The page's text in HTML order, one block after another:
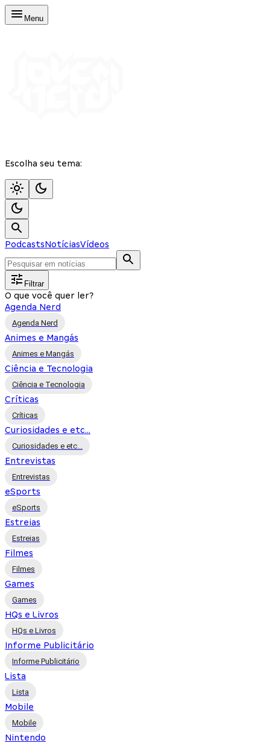
Menu
Escolha seu tema:
PodcastsNotíciasVídeos
Filtrar
O que você quer ler?
Agenda Nerd
Agenda Nerd
Animes e Mangás
Animes e Mangás
Ciência e Tecnologia
Ciência e Tecnologia
Críticas
Críticas
Curiosidades e etc...
Curiosidades e etc...
Entrevistas
Entrevistas
eSports
eSports
Estreias
Estreias
Filmes
Filmes
Games
Games
HQs e Livros
HQs e Livros
Informe Publicitário
Informe Publicitário
Lista
Lista
Mobile
Mobile
Nintendo